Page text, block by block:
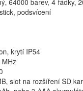
64000 barev, 4 řádky,
podsvícení
krytí IP54
slot na rozšíření SD